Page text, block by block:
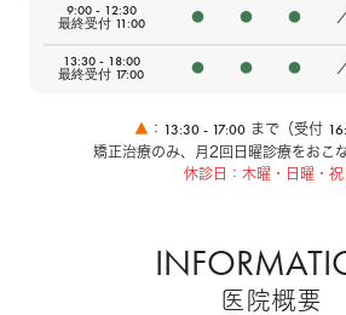
9:00 - 12:30
最終受付 11:00 ● ● ● ／
13:30 - 18:00
最終受付 17:00 ● ● ● ／
▲ ： 13:30 - 17:00 まで（受付
矯正治療のみ、月2回日曜診療をおこ
休診日：木曜・日曜・祝
医院概要